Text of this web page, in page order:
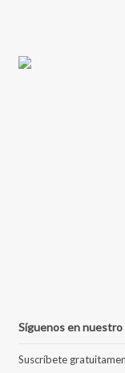
Síguenos en
Suscríbete